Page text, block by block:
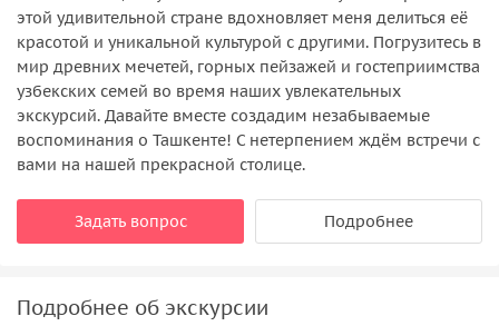
этой удивительной стране вдохновляет меня делиться её
красотой и уникальной культурой с другими. Погрузитесь в
мир древних мечетей, горных пейзажей и гостеприимства
узбекских семей во время наших увлекательных
экскурсий. Давайте вместе создадим незабываемые
воспоминания о Ташкенте! С нетерпением ждём встречи с
вами на нашей прекрасной столице.
Задать вопрос Подробнее
Подробнее об экскурсии